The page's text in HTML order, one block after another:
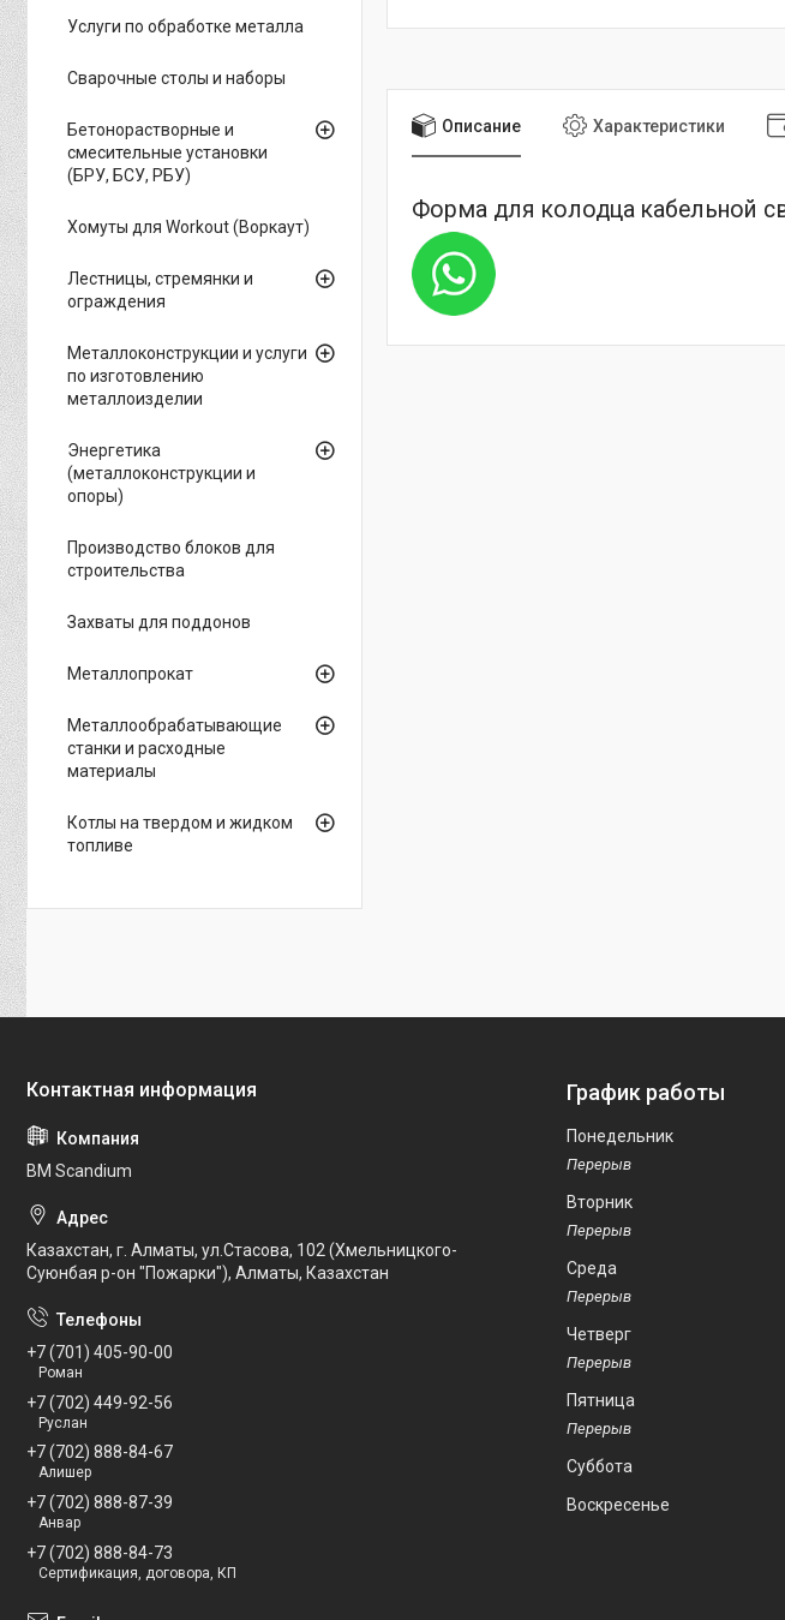
Описание Характеристики
Форма для колодца кабельной
Услуги по обработке металла
Сварочные столы и наборы
Бетонорастворные и
смесительные установки
(БРУ, БСУ, РБУ)
Хомуты для Workout (Воркаут)
Лестницы, стремянки и
ограждения
Металлоконструкции и услуги
по изготовлению
металлоизделии
Энергетика
(металлоконструкции и
опоры)
Производство блоков для
строительства
Захваты для поддонов
Металлопрокат
Металлообрабатывающие
станки и расходные
материалы
Котлы на твердом и жидком
топливе
BM Scandium
Казахстан, г. Алматы, ул.Стасова, 102 (Хмельницкого-
Суюнбая р-он "Пожарки"), Алматы, Казахстан
+7 (701) 405-90-00
Роман
+7 (702) 449-92-56
Руслан
+7 (702) 888-84-67
Алишер
+7 (702) 888-87-39
Анвар
+7 (702) 888-84-73
Сертификация, договора, КП
График работы
Понедельник
Вторник
Среда
Четверг
Пятница
Суббота
Воскресенье